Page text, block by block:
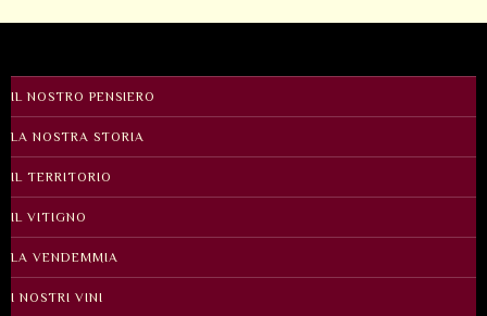
IL NOSTRO PENSIERO
LA NOSTRA STORIA
IL TERRITORIO
IL VITIGNO
LA VENDEMMIA
I NOSTRI VINI